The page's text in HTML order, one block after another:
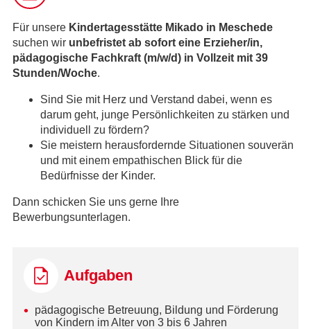
Für unsere Kindertagesstätte Mikado in Meschede
suchen wir unbefristet ab sofort eine Erzieher/in,
pädagogische Fachkraft (m/w/d) in Vollzeit mit 39
Stunden/Woche.
Sind Sie mit Herz und Verstand dabei, wenn es
darum geht, junge Persönlichkeiten zu stärken und
individuell zu fördern?
Sie meistern herausfordernde Situationen souverän
und mit einem empathischen Blick für die
Bedürfnisse der Kinder.
Dann schicken Sie uns gerne Ihre
Bewerbungsunterlagen.
Aufgaben
pädagogische Betreuung, Bildung und Förderung
von Kindern im Alter von 3 bis 6 Jahren